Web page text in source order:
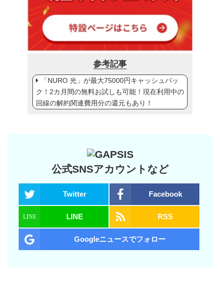
参考記事
「NURO 光」が最大75000円キャッシュバッ
ク！2カ月間の無料お試しも可能！現在利用中の
回線の解約関連費用分の還元もあり！
公式SNSアカウントなど
Twitter Facebook
LINE RSS
Googleニュースでフォロー